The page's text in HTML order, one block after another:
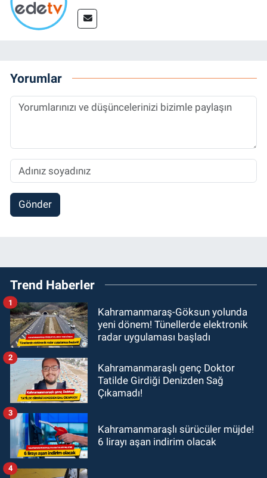
Yorumlar
Gönder
Trend Haberler
Kahramanmaraş-Göksun yolunda
yeni dönem! Tünellerde elektronik
radar uygulaması başladı
1
Kahramanmaraşlı genç Doktor
Tatilde Girdiği Denizden Sağ
Çıkamadı!
2
Kahramanmaraşlı sürücüler müjde!
6 lirayı aşan indirim olacak
3
4